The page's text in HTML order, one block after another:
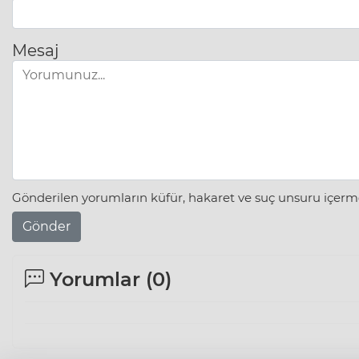
Mesaj
Gönderilen yorumların küfür, hakaret ve suç unsuru
Gönder
Yorumlar (0)